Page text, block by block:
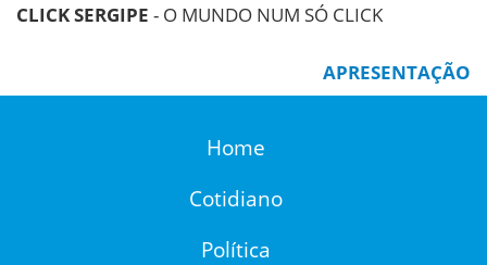
CLICK SERGIPE - O MUNDO NUM SÓ CLICK
APRESENTAÇÃO
Home
Cotidiano
Política